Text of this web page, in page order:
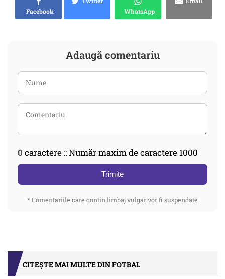
Facebook
WhatsApp
Adaugă comentariu
0 caractere :: Număr maxim de caractere 1000
Trimite
* Comentariile care contin limbaj vulgar vor fi suspendate
CITEȘTE MAI MULTE DIN FOTBAL